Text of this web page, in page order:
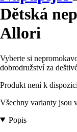
Dětská
Allori
Vyberte si
dobrodružství za
Produkt není k dispozici
Všechny varianty jsou
Popis